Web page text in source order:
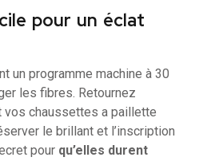
pour un éclat
un programme machine à 30
les fibres. Retournez
vos chaussettes a paillette
le brillant et l’inscription
pour qu’elles durent